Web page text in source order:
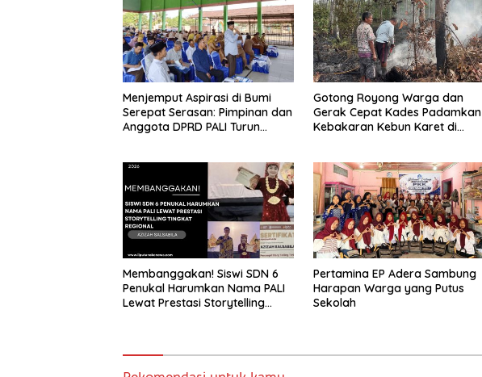
Menjemput Aspirasi di Bumi
Serepat Serasan: Pimpinan dan
Anggota DPRD PALI Turun
2 Tahun 2026
Gotong Royong Warga dan
Gerak Cepat Kades Padamkan
Kebakaran Kebun Karet di
Membanggakan! Siswi SDN 6
Penukal Harumkan Nama PALI
Lewat Prestasi Storytelling
Pertamina EP Adera Sambung
Harapan Warga yang Putus
Sekolah